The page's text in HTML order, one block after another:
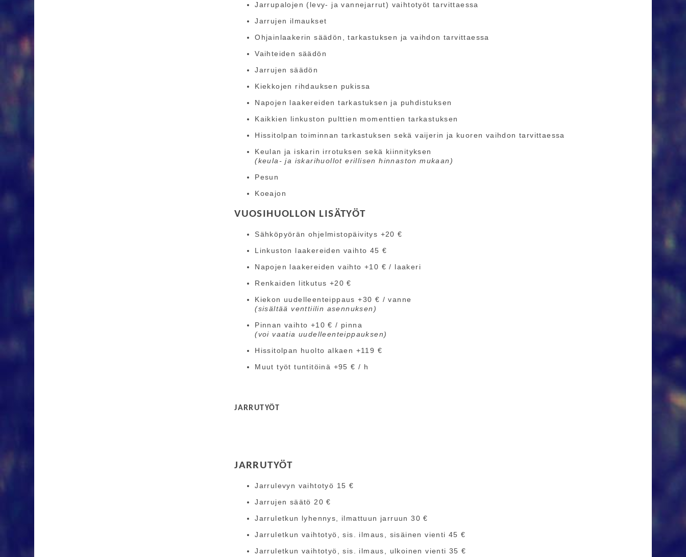
Jarrupalojen (levy- ja vannejarrut) vaihtotyöt tarvittaessa
Jarrujen ilmaukset
Ohjainlaakerin säädön, tarkastuksen ja vaihdon tarvittaessa
Vaihteiden säädön
Jarrujen säädön
Kiekkojen rihdauksen pukissa
Napojen laakereiden tarkastuksen ja puhdistuksen
Kaikkien linkuston pulttien momenttien tarkastuksen
Hissitolpan toiminnan tarkastuksen sekä vaijerin ja kuoren vaihdon tarvittaessa
Keulan ja iskarin irrotuksen sekä kiinnityksen
(keula- ja iskarihuollot erillisen hinnaston mukaan)
Pesun
Koeajon
VUOSIHUOLLON LISÄTYÖT
Sähköpyörän ohjelmistopäivitys +20 €
Linkuston laakereiden vaihto 45 €
Napojen laakereiden vaihto +10 € / laakeri
Renkaiden litkutus +20 €
Kiekon uudelleenteippaus +30 € / vanne
(sisältää venttiilin asennuksen)
Pinnan vaihto +10 € / pinna
(voi vaatia uudelleenteippauksen)
Hissitolpan huolto alkaen +119 €
Muut työt tuntitöinä +95 € / h
JARRUTYÖT
JARRUTYÖT
Jarrulevyn vaihtotyö 15 €
Jarrujen säätö 20 €
Jarruletkun lyhennys, ilmattuun jarruun 30 €
Jarruletkun vaihtotyö, sis. ilmaus, sisäinen vienti 45 €
Jarruletkun vaihtotyö, sis. ilmaus, ulkoinen vienti 35 €